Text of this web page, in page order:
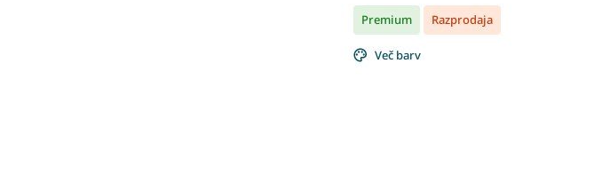
Premium Razprodaja
Več barv